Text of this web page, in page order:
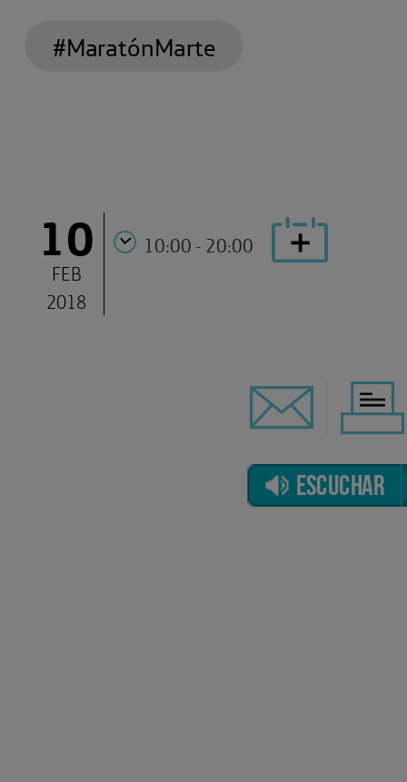
#MaratónMarte
10
FEB
2018
10:00 - 20:00
ESCUCHAR